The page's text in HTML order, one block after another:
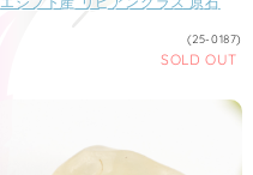
(25-0187)
SOLD OUT